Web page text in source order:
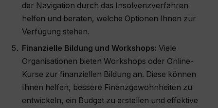
der Navigation durch das Insolvenzverfahren
helfen und beraten, welche Optionen Ihnen zur
Verfügung stehen.
Finanzielle Bildung und Workshops: Viele
Organisationen bieten Workshops oder Online-
Kurse zur finanziellen Bildung an. Diese können
Ihnen helfen, bessere Finanzgewohnheiten zu
entwickeln, ein Budget zu erstellen und effektive